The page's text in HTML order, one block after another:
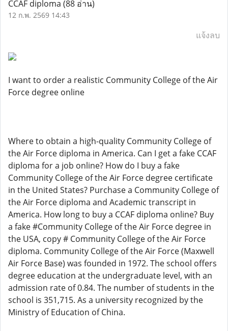
CCAF diploma (88 อ่าน)
12 ก.พ. 2569 14:43
แจ้งลบ
I want to order a realistic Community College of the Air
Force degree online
Where to obtain a high-quality Community College of
the Air Force diploma in America. Can I get a fake CCAF
diploma for a job online? How do I buy a fake
Community College of the Air Force degree certificate
in the United States? Purchase a Community College of
the Air Force diploma and Academic transcript in
America. How long to buy a CCAF diploma online? Buy
a fake #Community College of the Air Force degree in
the USA, copy # Community College of the Air Force
diploma. Community College of the Air Force (Maxwell
Air Force Base) was founded in 1972. The school offers
degree education at the undergraduate level, with an
admission rate of 0.84. The number of students in the
school is 351,715. As a university recognized by the
Ministry of Education of China.